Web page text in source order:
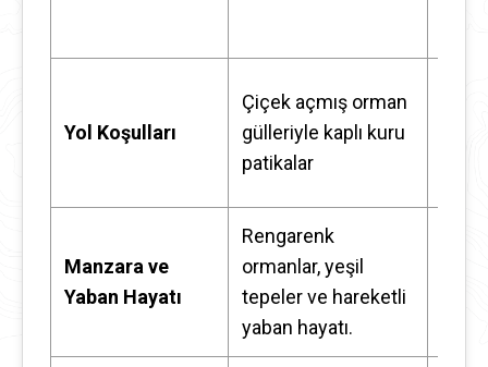
Yol Koşulları
Çiçek açmış orman
gülleriyle kaplı kuru
patikalar
Manzara ve
Yaban Hayatı
Rengarenk
ormanlar, yeşil
tepeler ve hareketli
yaban hayatı.